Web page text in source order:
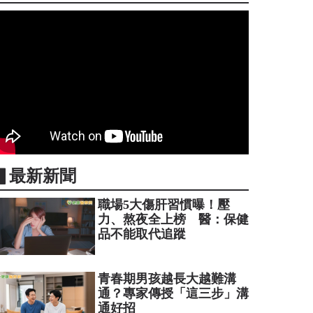
新新聞
職場5大傷肝習慣曝！壓
力、熬夜全上榜 醫：保健
品不能取代追蹤
青春期男孩越長大越難溝
通？專家傳授「這三步」溝
通好招